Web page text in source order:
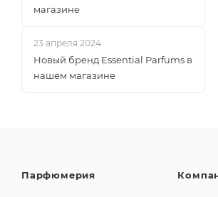
магазине
23 апреля 2024
Новый бренд Essential Parfums в
нашем магазине
Парфюмерия